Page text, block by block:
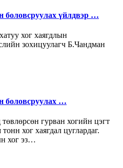
боловсруулах үйлдвэр …
хог хаягдлын
зохицуулагч Б.Чандман
боловсруулах …
гурван хогийн цэгт
хог хаягдал цуглардаг.
хог эз…